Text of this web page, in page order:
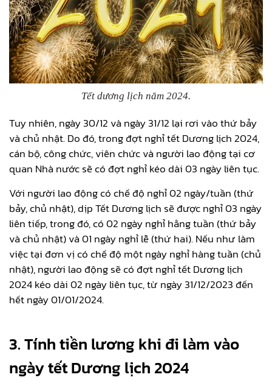
Tết dương lịch năm 2024.
Tuy nhiên, ngày 30/12 và ngày 31/12 lại rơi vào thứ bảy
và chủ nhật. Do đó, trong đợt nghỉ tết Dương lịch 2024,
cán bộ, công chức, viên chức và người lao động tại cơ
quan Nhà nước sẽ có đợt nghỉ kéo dài 03 ngày liên tục.
Với người lao động có chế độ nghỉ 02 ngày/tuần (thứ
bảy, chủ nhật), dịp Tết Dương lịch sẽ được nghỉ 03 ngày
liên tiếp, trong đó, có 02 ngày nghỉ hằng tuần (thứ bảy
và chủ nhật) và 01 ngày nghỉ lễ (thứ hai). Nếu như làm
việc tại đơn vị có chế độ một ngày nghỉ hàng tuần (chủ
nhật), người lao động sẽ có đợt nghỉ tết Dương lịch
2024 kéo dài 02 ngày liên tục, từ ngày 31/12/2023 đến
hết ngày 01/01/2024.
3. Tính tiền lương khi đi làm vào
ngày tết Dương lịch 2024